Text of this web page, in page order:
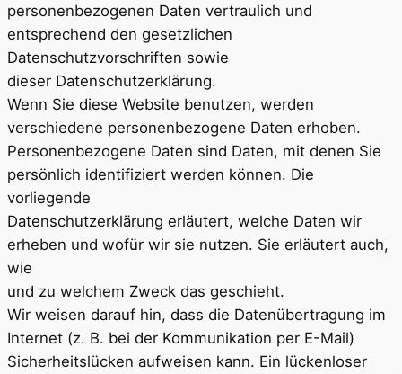
personenbezogenen Daten vertraulich und
entsprechend den gesetzlichen
Datenschutzvorschriften sowie
dieser Datenschutzerklärung.
Wenn Sie diese Website benutzen, werden
verschiedene personenbezogene Daten erhoben.
Personenbezogene Daten sind Daten, mit denen Sie
persönlich identifiziert werden können. Die
vorliegende
Datenschutzerklärung erläutert, welche Daten wir
erheben und wofür wir sie nutzen. Sie erläutert auch,
wie
und zu welchem Zweck das geschieht.
Wir weisen darauf hin, dass die Datenübertragung im
Internet (z. B. bei der Kommunikation per E-Mail)
Sicherheitslücken aufweisen kann. Ein lückenloser